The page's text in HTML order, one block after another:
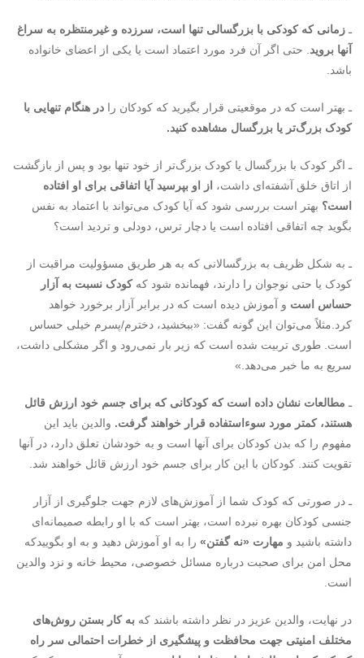
ـ زمانی که کودکی با بزرگسالی تنها است، سرزده و غیرمنتظره به سراغ
آنها بروید. حتی اگر آن فرد مورد اعتماد است یا یکی از اعضای خانواده
باشد.
ـ بهتر است که در موقعیتی قرار بگیرید که کودکان را در هنگام تنهایی با
کودک بزرگ‌تر یا بزرگسال مشاهده کنید.
ـ اگر کودک با بزرگسال یا کودک بزرگ‌تر از خود تنها بود و پس از بازگشت
از اتاق خلق آشفته‌­ای داشت، از او بپرسید آیا اتفاقی برای او افتاده
است؟ بهتر است بررسی شود که آیا کودک می‌­تواند با اعتماد به نفس
بگوید چه اتفاقی افتاده است یا دچار ترس، دودلی و تردید است؟
ـ به شکل ظریف به بزرگسالانی که به هر طریق مسؤولیت مراقبت از
کودک یا حتی نوجوان را دارند، فهمانده شود که کودک نسبت به آزار
حساس است و آموزش دیده است که در برابر آزار برخورد خواهد
کرد.مثلاً می‌­توان این گونه گفت: «ببخشید، دخترم/پسرم خیلی حساس
است. طوری تربیت شده است که زیر بار نمی‌رود و اگر مشکلی داشت،
سریع به ما خبر می‌­دهد.»
ـ مطالعات نشان داده است که کودکانی که برای جسم خود ارزش قائل
هستند، کمتر مورد سوءاستفاده قرار خواهند گرفت. والدین باید این
مفهوم را که بدن کودکان برای آنها است و به خودشان تعلق دارد، در آنها
تقویت کنند. کودکان با این کار برای جسم خود ارزش قائل خواهند شد.
ـ در صورتی که کودک شما از آموزش‌های لازم جهت جلوگیری از آزار
جنسی کودکان بهره نبرده است، بهتر است که با او رابطه­ صمیمانه­‌ای
داشته باشید و مهارت «نه گفتن» را به او آموزش دهید و به او بگوییدکه
محل امن برای صحبت درباره­ مسائل خصوصی، محیط خانه و نزد والدین
است.
در نهایت، والدین عزیز در نظر داشته باشند که به کار بستن روش‌­های
مختلف امنیتی جهت محافظت و پیشگیری از خطرات احتمالی سر راه